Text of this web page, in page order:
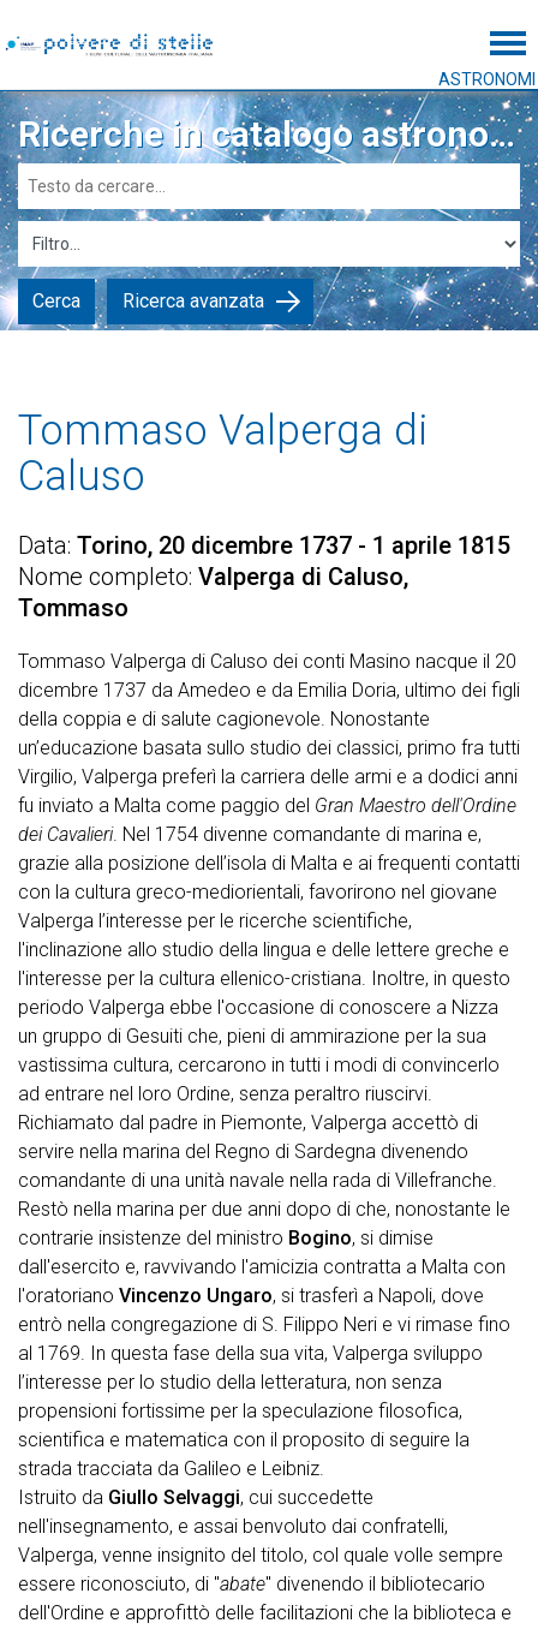
ASTRONOMI
Ricerche in catalogo astronomi
Cerca Ricerca avanzata
Tommaso Valperga di
Caluso
Data Torino, 20 dicembre 1737 - 1 aprile 1815
Nome completo Valperga di Caluso,
Tommaso
Tommaso Valperga di Caluso dei conti Masino nacque il 20
dicembre 1737 da Amedeo e da Emilia Doria, ultimo dei figli
della coppia e di salute cagionevole. Nonostante
un’educazione basata sullo studio dei classici, primo fra tutti
Virgilio, Valperga preferì la carriera delle armi e a dodici anni
fu inviato a Malta come paggio del Gran Maestro dell'Ordine
dei Cavalieri. Nel 1754 divenne comandante di marina e,
grazie alla posizione dell’isola di Malta e ai frequenti contatti
con la cultura greco-mediorientali, favorirono nel giovane
Valperga l’interesse per le ricerche scientifiche,
l'inclinazione allo studio della lingua e delle lettere greche e
l'interesse per la cultura ellenico-cristiana. Inoltre, in questo
periodo Valperga ebbe l'occasione di conoscere a Nizza
un gruppo di Gesuiti che, pieni di ammirazione per la sua
vastissima cultura, cercarono in tutti i modi di convincerlo
ad entrare nel loro Ordine, senza peraltro riuscirvi.
Richiamato dal padre in Piemonte, Valperga accettò di
servire nella marina del Regno di Sardegna divenendo
comandante di una unità navale nella rada di Villefranche.
Restò nella marina per due anni dopo di che, nonostante le
contrarie insistenze del ministro Bogino, si dimise
dall'esercito e, ravvivando l'amicizia contratta a Malta con
l'oratoriano Vincenzo Ungaro, si trasferì a Napoli, dove
entrò nella congregazione di S. Filippo Neri e vi rimase fino
al 1769. In questa fase della sua vita, Valperga sviluppo
l’interesse per lo studio della letteratura, non senza
propensioni fortissime per la speculazione filosofica,
scientifica e matematica con il proposito di seguire la
strada tracciata da Galileo e Leibniz.
Istruito da Giullo Selvaggi, cui succedette
nell'insegnamento, e assai benvoluto dai confratelli,
Valperga, venne insignito del titolo, col quale volle sempre
essere riconosciuto, di "abate" divenendo il bibliotecario
dell'Ordine e approfittò delle facilitazioni che la biblioteca e